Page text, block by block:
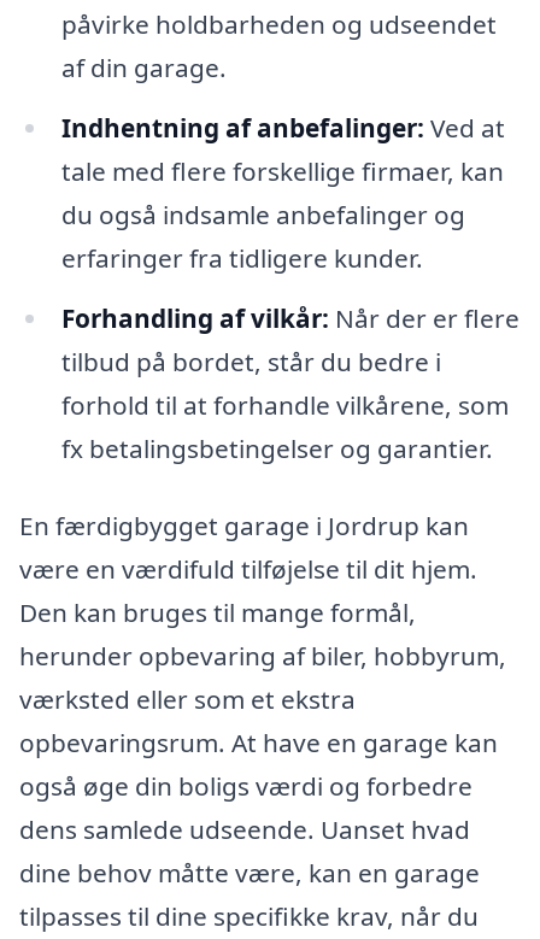
påvirke holdbarheden og udseendet
af din garage.
Indhentning af anbefalinger: Ved at
tale med flere forskellige firmaer, kan
du også indsamle anbefalinger og
erfaringer fra tidligere kunder.
Forhandling af vilkår: Når der er flere
tilbud på bordet, står du bedre i
forhold til at forhandle vilkårene, som
fx betalingsbetingelser og garantier.
En færdigbygget garage i Jordrup kan
være en værdifuld tilføjelse til dit hjem.
Den kan bruges til mange formål,
herunder opbevaring af biler, hobbyrum,
værksted eller som et ekstra
opbevaringsrum. At have en garage kan
også øge din boligs værdi og forbedre
dens samlede udseende. Uanset hvad
dine behov måtte være, kan en garage
tilpasses til dine specifikke krav, når du